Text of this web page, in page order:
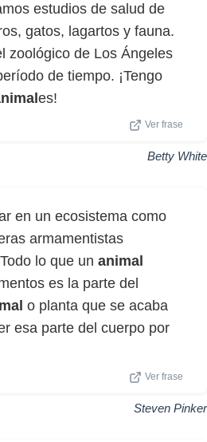
estudios de salud de
gatos, lagartos y fauna.
zoológico de Los Ángeles
de tiempo. ¡Tengo
es!
Ver frase
Betty White
en un ecosistema como
armamentistas
lo que un animal
es la parte del
o planta que se acaba
esa parte del cuerpo por
Ver frase
Steven Pinker